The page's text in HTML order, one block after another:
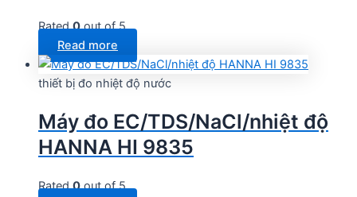
Rated0out of 5
Read more
thiết bị đo nhiệt độ nước
Máy đo EC/TDS/NaCl/nhiệt độ
HANNA HI 9835
Rated0out of 5